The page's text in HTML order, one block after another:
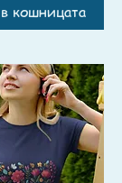
кошницата